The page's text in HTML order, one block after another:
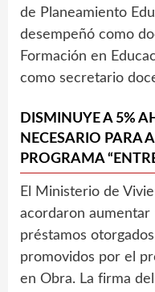
de Planeamiento
desempeñó como
Formación en
como secretario
DISMINUYE A 5%
NECESARIO PARA
PROGRAMA
El Ministerio de
acordaron aumentar
préstamos
promovidos por el
en Obra. La firma